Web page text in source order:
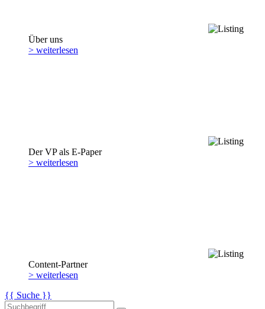
Über uns
> weiterlesen
Der VP als E-Paper
> weiterlesen
Content-Partner
> weiterlesen
{{ Suche }}